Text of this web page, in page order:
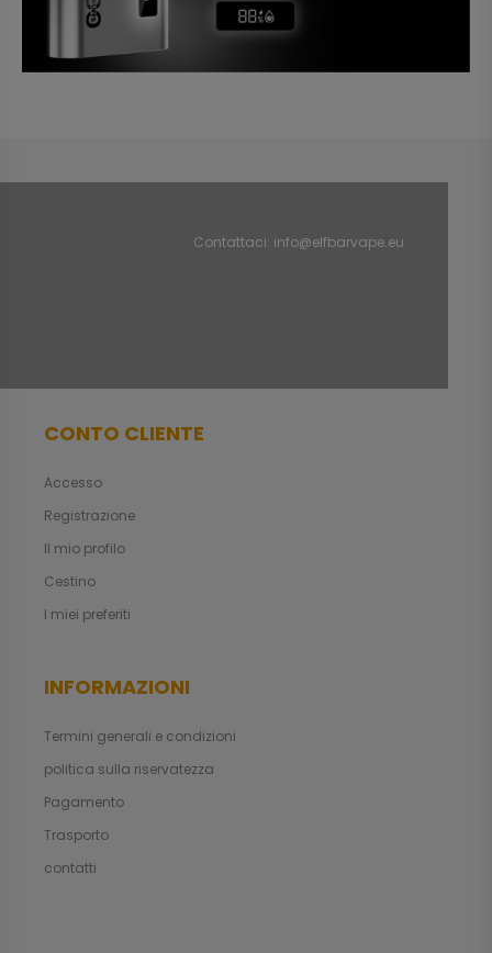
Contattaci: info@elfbarvape.eu
CONTO CLIENTE
Accesso
Registrazione
Il mio profilo
Cestino
I miei preferiti
INFORMAZIONI
Termini generali e condizioni
politica sulla riservatezza
Pagamento
Trasporto
contatti